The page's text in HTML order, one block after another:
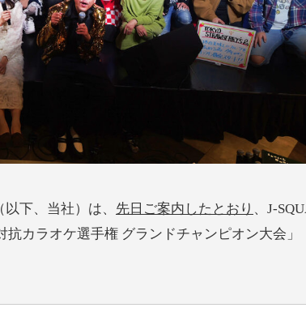
下、当社）は、 先日ご案内したとおり 、J-
カラオケ選手権 グランドチャンピオン大会」